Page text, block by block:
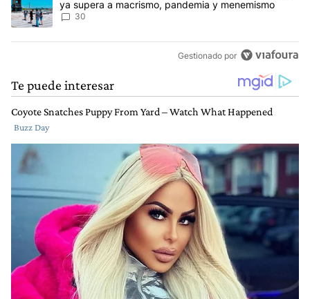
ya supera a macrismo, pandemia y menemismo
30
Gestionado por